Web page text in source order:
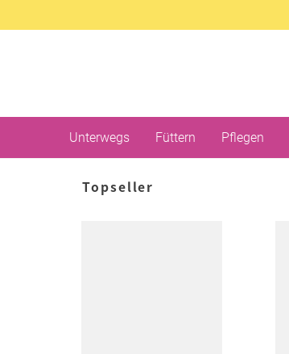
Unterwegs Füttern Pflegen
Topseller